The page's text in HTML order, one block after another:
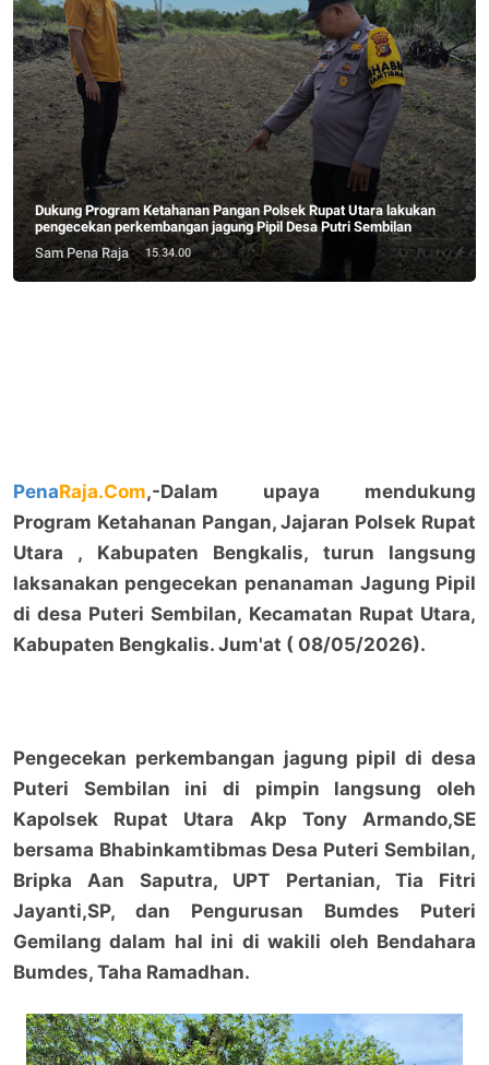
Dukung Program Ketahanan Pangan Polsek Rupat Utara lakukan
pengecekan perkembangan jagung Pipil Desa Putri Sembilan
Sam Pena Raja
15.34.00
PenaRaja.Com,-Dalam upaya mendukung
Program Ketahanan Pangan, Jajaran Polsek Rupat
Utara , Kabupaten Bengkalis, turun langsung
laksanakan pengecekan penanaman Jagung Pipil
di desa Puteri Sembilan, Kecamatan Rupat Utara,
Kabupaten Bengkalis. Jum'at ( 08/05/2026).
Pengecekan perkembangan jagung pipil di desa
Puteri Sembilan ini di pimpin langsung oleh
Kapolsek Rupat Utara Akp Tony Armando,SE
bersama Bhabinkamtibmas Desa Puteri Sembilan,
Bripka Aan Saputra, UPT Pertanian, Tia Fitri
Jayanti,SP, dan Pengurusan Bumdes Puteri
Gemilang dalam hal ini di wakili oleh Bendahara
Bumdes, Taha Ramadhan.